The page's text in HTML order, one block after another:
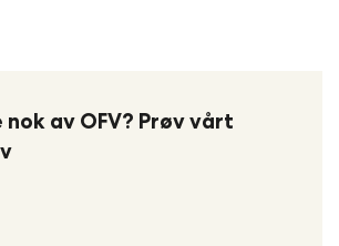
nok av OFV? Prøv vårt